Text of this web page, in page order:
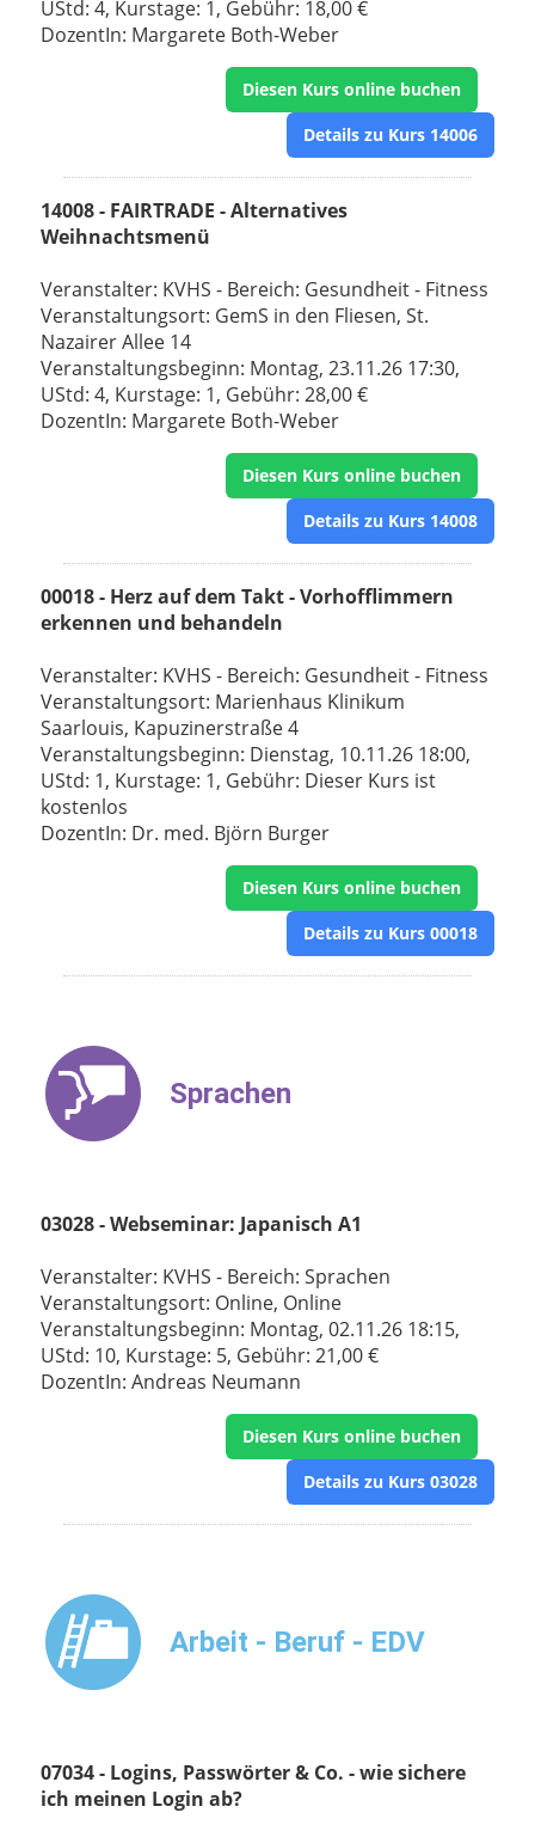
UStd: 4, Kurstage: 1, Gebühr: 18,00 €
DozentIn: Margarete Both-Weber
Diesen Kurs online buchen
Details zu Kurs 14006
14008 - FAIRTRADE - Alternatives
Weihnachtsmenü
Veranstalter: KVHS - Bereich: Gesundheit - Fitness
Veranstaltungsort: GemS in den Fliesen, St.
Nazairer Allee 14
Veranstaltungsbeginn: Montag, 23.11.26 17:30,
UStd: 4, Kurstage: 1, Gebühr: 28,00 €
DozentIn: Margarete Both-Weber
Diesen Kurs online buchen
Details zu Kurs 14008
00018 - Herz auf dem Takt - Vorhofflimmern
erkennen und behandeln
Veranstalter: KVHS - Bereich: Gesundheit - Fitness
Veranstaltungsort: Marienhaus Klinikum
Saarlouis, Kapuzinerstraße 4
Veranstaltungsbeginn: Dienstag, 10.11.26 18:00,
UStd: 1, Kurstage: 1, Gebühr: Dieser Kurs ist
kostenlos
DozentIn: Dr. med. Björn Burger
Diesen Kurs online buchen
Details zu Kurs 00018
Sprachen
03028 - Webseminar: Japanisch A1
Veranstalter: KVHS - Bereich: Sprachen
Veranstaltungsort: Online, Online
Veranstaltungsbeginn: Montag, 02.11.26 18:15,
UStd: 10, Kurstage: 5, Gebühr: 21,00 €
DozentIn: Andreas Neumann
Diesen Kurs online buchen
Details zu Kurs 03028
Arbeit - Beruf - EDV
07034 - Logins, Passwörter & Co. - wie sichere
ich meinen Login ab?